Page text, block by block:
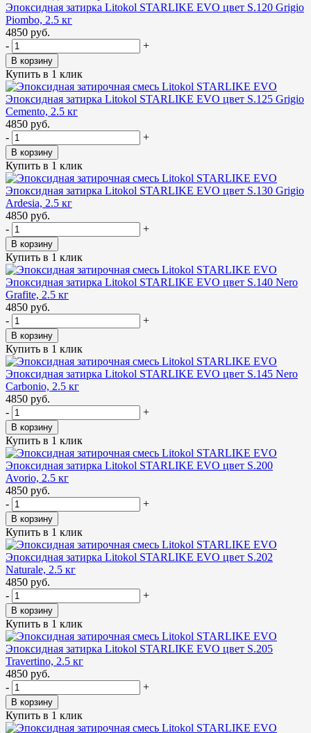
Эпоксидная затирка Litokol STARLIKE EVO цвет S.120 Grigio
Piombo, 2.5 кг
4850 руб.
-
+
В корзину
Купить в 1 клик
Эпоксидная затирка Litokol STARLIKE EVO цвет S.125 Grigio
Cemento, 2.5 кг
4850 руб.
-
+
В корзину
Купить в 1 клик
Эпоксидная затирка Litokol STARLIKE EVO цвет S.130 Grigio
Ardesia, 2.5 кг
4850 руб.
-
+
В корзину
Купить в 1 клик
Эпоксидная затирка Litokol STARLIKE EVO цвет S.140 Nero
Grafite, 2.5 кг
4850 руб.
-
+
В корзину
Купить в 1 клик
Эпоксидная затирка Litokol STARLIKE EVO цвет S.145 Nero
Carbonio, 2.5 кг
4850 руб.
-
+
В корзину
Купить в 1 клик
Эпоксидная затирка Litokol STARLIKE EVO цвет S.200
Avorio, 2.5 кг
4850 руб.
-
+
В корзину
Купить в 1 клик
Эпоксидная затирка Litokol STARLIKE EVO цвет S.202
Naturale, 2.5 кг
4850 руб.
-
+
В корзину
Купить в 1 клик
Эпоксидная затирка Litokol STARLIKE EVO цвет S.205
Travertino, 2.5 кг
4850 руб.
-
+
В корзину
Купить в 1 клик